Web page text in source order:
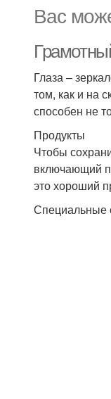
Вас
Глаза –
том, как и на
способен не
Продукты
Чтобы
включающий
это хороший
Специальные